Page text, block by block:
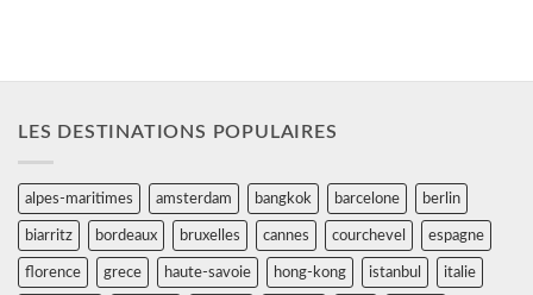
LES DESTINATIONS POPULAIRES
alpes-maritimes amsterdam bangkok barcelone berlin
biarritz bordeaux bruxelles cannes courchevel espagne
florence grece haute-savoie hong-kong istanbul italie